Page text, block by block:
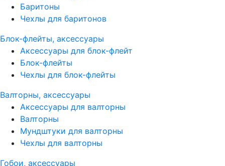
Баритоны
Чехлы для баритонов
Блок-флейты, аксессуары
Аксессуары для блок-флейт
Блок-флейты
Чехлы для блок-флейты
Валторны, аксессуары
Аксессуары для валторны
Валторны
Мундштуки для валторны
Чехлы для валторны
Гобои, аксессуары